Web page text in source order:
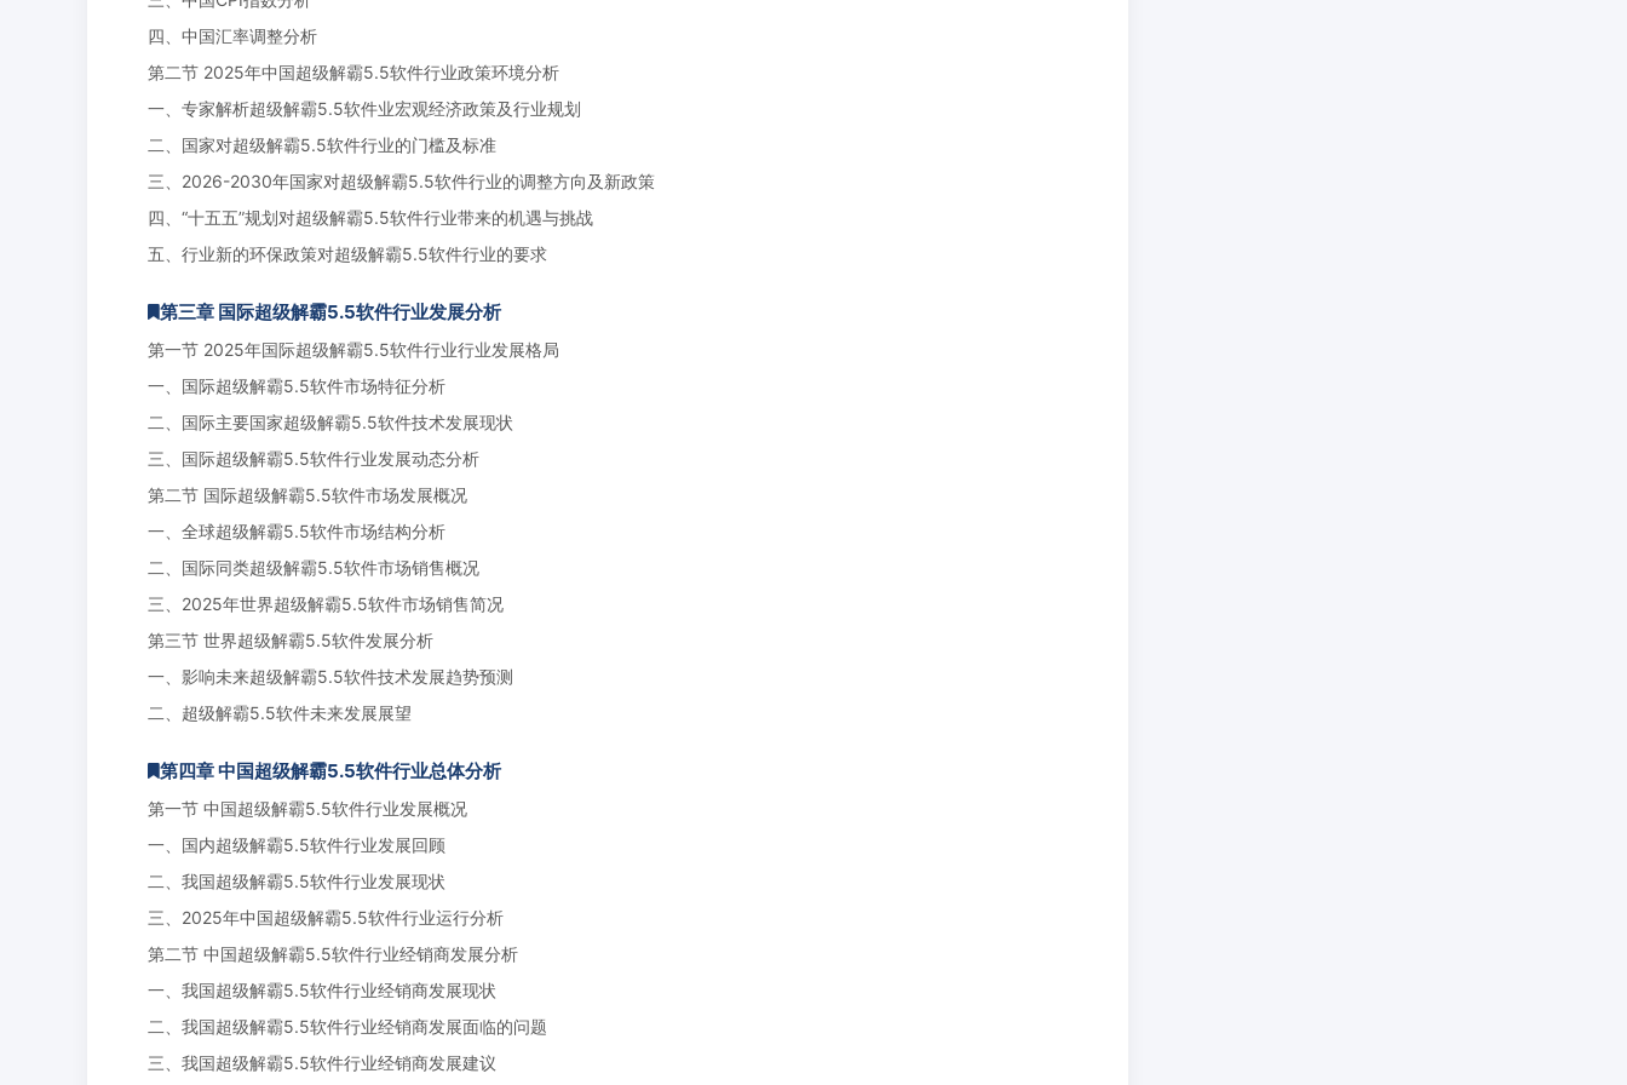
四、中国汇率调整分析
第二节 2025年中国超级解霸5.5软件行业政策环境分析
一、专家解析超级解霸5.5软件业宏观经济政策及行业规划
二、国家对超级解霸5.5软件行业的门槛及标准
三、2026-2030年国家对超级解霸5.5软件行业的调整方向及新政策
四、“十五五”规划对超级解霸5.5软件行业带来的机遇与挑战
五、行业新的环保政策对超级解霸5.5软件行业的要求
第三章 国际超级解霸5.5软件行业发展分析
第一节 2025年国际超级解霸5.5软件行业行业发展格局
一、国际超级解霸5.5软件市场特征分析
二、国际主要国家超级解霸5.5软件技术发展现状
三、国际超级解霸5.5软件行业发展动态分析
第二节 国际超级解霸5.5软件市场发展概况
一、全球超级解霸5.5软件市场结构分析
二、国际同类超级解霸5.5软件市场销售概况
三、2025年世界超级解霸5.5软件市场销售简况
第三节 世界超级解霸5.5软件发展分析
一、影响未来超级解霸5.5软件技术发展趋势预测
二、超级解霸5.5软件未来发展展望
第四章 中国超级解霸5.5软件行业总体分析
第一节 中国超级解霸5.5软件行业发展概况
一、国内超级解霸5.5软件行业发展回顾
二、我国超级解霸5.5软件行业发展现状
三、2025年中国超级解霸5.5软件行业运行分析
第二节 中国超级解霸5.5软件行业经销商发展分析
一、我国超级解霸5.5软件行业经销商发展现状
二、我国超级解霸5.5软件行业经销商发展面临的问题
三、我国超级解霸5.5软件行业经销商发展建议